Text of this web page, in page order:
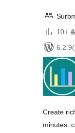
10+
Create
minutes.